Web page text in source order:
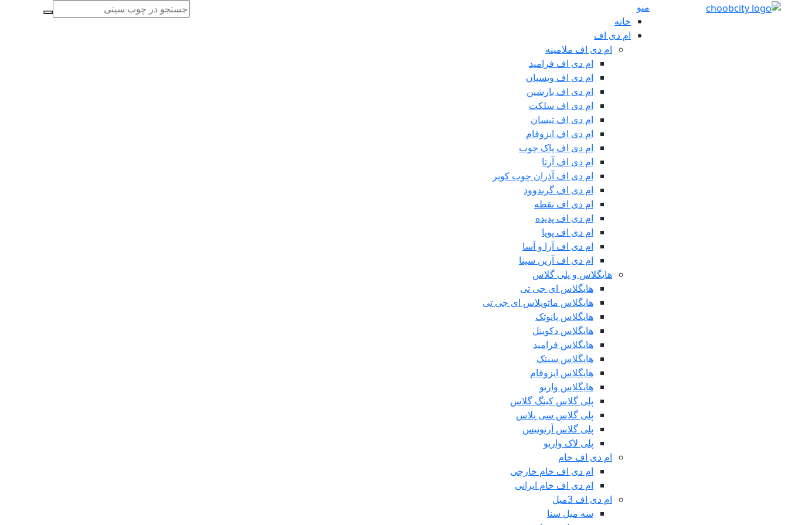
منو
خانه
ام دی اف
ام دی اف ملامینه
ام دی اف فرامید
ام دی اف ویسپان
ام دی اف بارشین
ام دی اف سلکت
ام دی اف تیسان
ام دی اف ایزوفام
ام دی اف پاک چوب
ام دی اف آرتا
ام دی اف آذران چوب کویر
ام دی اف گرندوود
ام دی اف نقطه
ام دی اف پدیده
ام دی اف پویا
ام دی اف آرا و آسا
ام دی اف آرین سینا
هایگلاس و پلی گلاس
هایگلاس ای جی تی
هایگلاس ماتوپلاس ای جی تی
هایگلاس پانوتک
هایگلاس دکوپنل
هایگلاس فرامید
هایگلاس سیتک
هایگلاس ایزوفام
هایگلاس واریو
پلی گلاس کینگ گلاس
پلی گلاس سی پلاس
پلی گلاس آرتونیس
پلی لاک واریو
ام دی اف خام
ام دی اف خام خارجی
ام دی اف خام ایرانی
ام دی اف 3میل
سه میل سنا